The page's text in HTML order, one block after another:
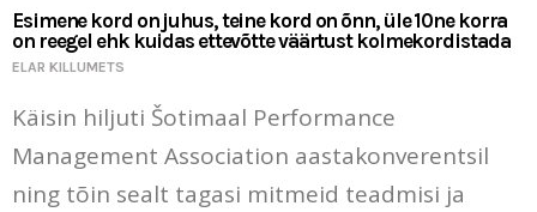
Esimene kord on juhus, teine kord on õnn, üle 10ne korra
on reegel ehk kuidas ettevõtte väärtust kolmekordistada
ELAR KILLUMETS
Käisin hiljuti Šotimaal Performance
Management Association aastakonverentsil
ning tõin sealt tagasi mitmeid teadmisi ja